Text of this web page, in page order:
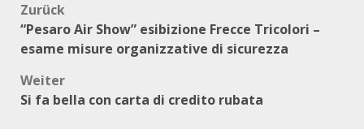
Beitragsnavigation
Zurück
“Pesaro Air Show” esibizione Frecce Tricolori –
esame misure organizzative di sicurezza
Weiter
Si fa bella con carta di credito rubata